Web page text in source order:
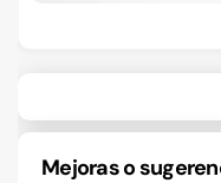
Mejoras o